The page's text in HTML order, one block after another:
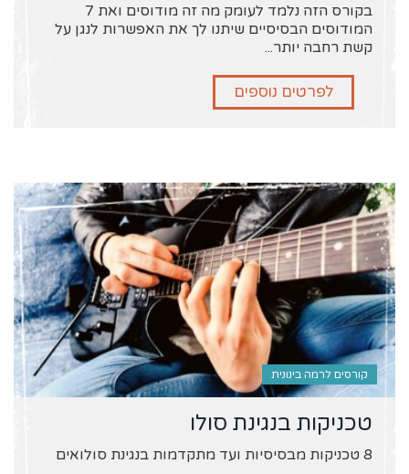
בקורס הזה נלמד לעומק מה זה מודוסים ואת 7
המודוסים הבסיסיים שיתנו לך את האפשרות לנגן על
קשת רחבה יותר...
לפרטים נוספים
קורסים לרמה בינונית
טכניקות בנגינת סולו
8 טכניקות מבסיסיות ועד מתקדמות בנגינת סולואים